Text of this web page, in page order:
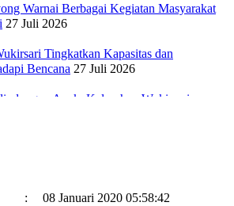
Warnai Berbagai Kegiatan Masyarakat
27 Juli 2026
Tingkatkan Kapasitas dan
Bencana 27 Juli 2026
Anak, Kalurahan Wukirsari
Outbond Desa Ramah Anak
:
08 Januari 2020 05:58:42